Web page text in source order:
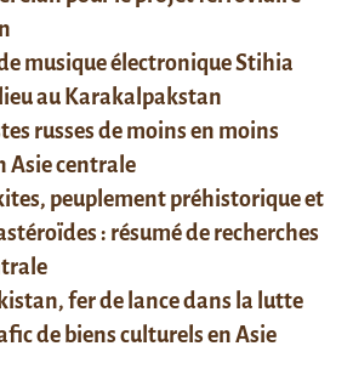
musique électronique Stihia
lieu au Karakalpakstan
russes de moins en moins
Asie centrale
peuplement préhistorique et
: résumé de recherches
fer de lance dans la lutte
de biens culturels en Asie